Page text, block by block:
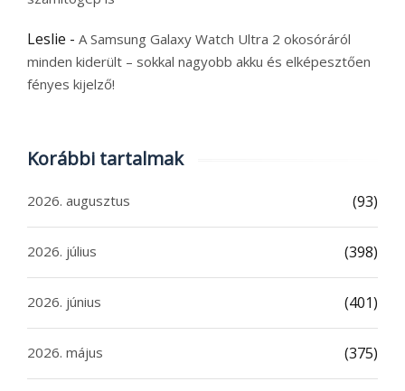
Leslie - A Samsung Galaxy Watch Ultra 2 okosóráról
minden kiderült – sokkal nagyobb akku és elképesztően
fényes kijelző!
Korábbi tartalmak
2026. augusztus (93)
2026. július (398)
2026. június (401)
2026. május (375)